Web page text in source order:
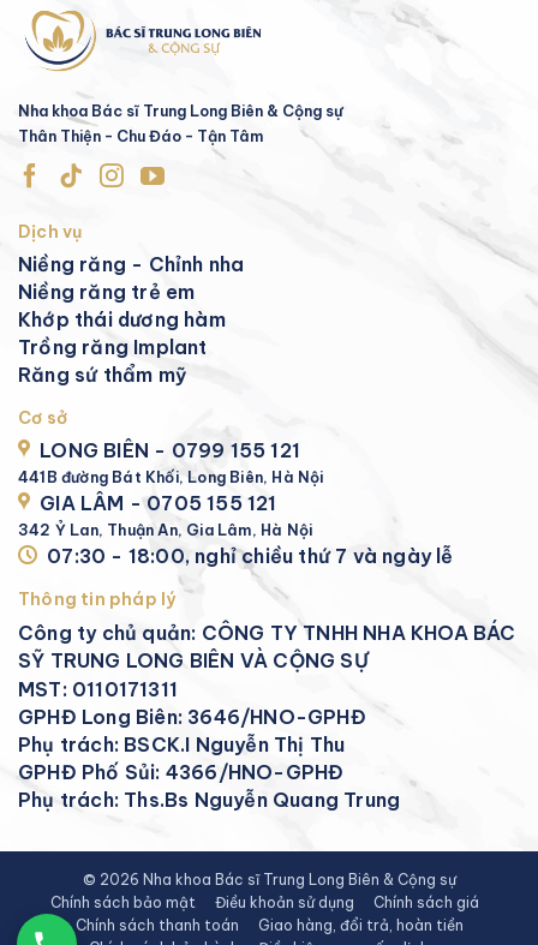
Nha khoa Bác sĩ Trung Long Biên & Cộng sự
Thân Thiện - Chu Đáo - Tận Tâm
Dịch vụ
Niềng răng - Chỉnh nha
Niềng răng trẻ em
Khớp thái dương hàm
Trồng răng Implant
Răng sứ thẩm mỹ
Cơ sở
LONG BIÊN - 0799 155 121
441B đường Bát Khối, Long Biên, Hà Nội
GIA LÂM - 0705 155 121
342 Ỷ Lan, Thuận An, Gia Lâm, Hà Nội
07:30 - 18:00, nghỉ chiều thứ 7 và ngày lễ
Thông tin pháp lý
Công ty chủ quản: CÔNG TY TNHH NHA KHOA BÁC
SỸ TRUNG LONG BIÊN VÀ CỘNG SỰ
MST: 0110171311
GPHĐ Long Biên: 3646/HNO-GPHĐ
Phụ trách: BSCK.I Nguyễn Thị Thu
GPHĐ Phố Sủi: 4366/HNO-GPHĐ
Phụ trách: Ths.Bs Nguyễn Quang Trung
© 2026 Nha khoa Bác sĩ Trung Long Biên & Cộng sự
Chính sách bảo mật
Điều khoản sử dụng
Chính sách giá
Chính sách thanh toán
Giao hàng, đổi trả, hoàn tiền